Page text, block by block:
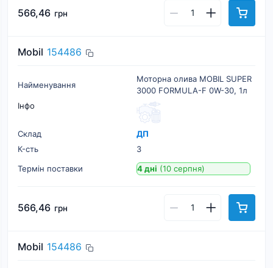
566,46 грн
Mobil 154486
Найменування
Моторна олива MOBIL SUPER
3000 FORMULA-F 0W-30, 1л
Інфо
Склад
ДП
К-cть
3
Термін поставки
4 дні (10 серпня)
566,46 грн
Mobil 154486